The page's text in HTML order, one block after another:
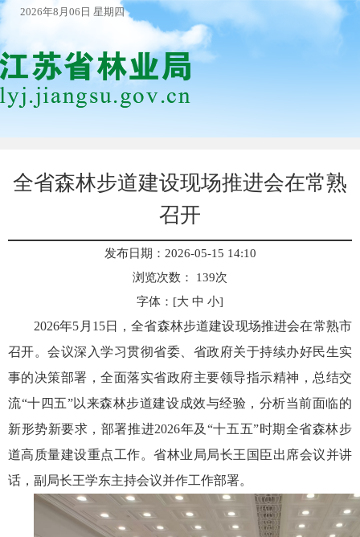
2026年8月06日 星期四
全省森林步道建设现场推进会在常熟
召开
发布日期：2026-05-15 14:10
浏览次数：
139次
字体：[大 中 小]
2026年5月15日，全省森林步道建设现场推进会在常熟市
召开。会议深入学习贯彻省委、省政府关于持续办好民生实
事的决策部署，全面落实省政府主要领导指示精神，总结交
流“十四五”以来森林步道建设成效与经验，分析当前面临的
新形势新要求，部署推进2026年及“十五五”时期全省森林步
道高质量建设重点工作。省林业局局长王国臣出席会议并讲
话，副局长王学东主持会议并作工作部署。